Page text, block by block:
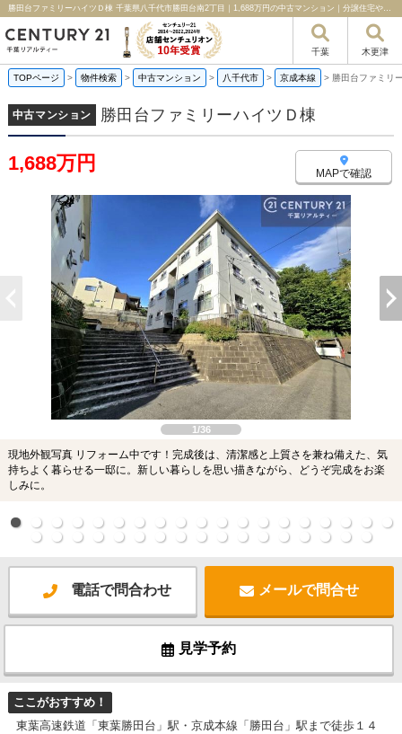
勝田台ファミリーハイツＤ棟 千葉県八千代市勝田台南2丁目｜1,688万円の中古マンション｜分譲住宅や新築物件｜千葉リアルティー
千葉 木更津
TOPページ > 物件検索 > 中古マンション > 八千代市 > 京成本線 > 勝田台ファミリ
中古マンション 勝田台ファミリーハイツＤ棟
1,688万円 MAPで確認
1/36
現地外観写真 リフォーム中です！完成後は、清潔感と上質さを兼ね備えた、気
持ちよく暮らせる一邸に。新しい暮らしを思い描きながら、どうぞ完成をお楽
しみに。
電話で問合わせ メールで問合せ
見学予約
ここがおすすめ！
東葉高速鉄道「東葉勝田台」駅・京成本線「勝田台」駅まで徒歩１４